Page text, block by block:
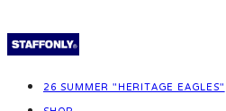
26 SUMMER "HERITAGE EAGLES"